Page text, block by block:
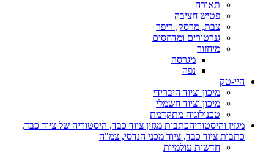
תאורה
פטיש חציבה
צבת, מרסק, ריפר
גנרטורים ומדחסים
מיחזור
מגרסה
נפה
היי-טק
מיכון וציוד היברידי
מיכון וציוד חשמלי
טכנולוגיה מתקדמת
מגזין והיסטוריהכתבות מגזין ציוד כבד, היסטוריה של ציוד כבד,
כתבות ציוד כבד, ציוד מכני הנדסי, צמ"ה
חדשות עולמיות